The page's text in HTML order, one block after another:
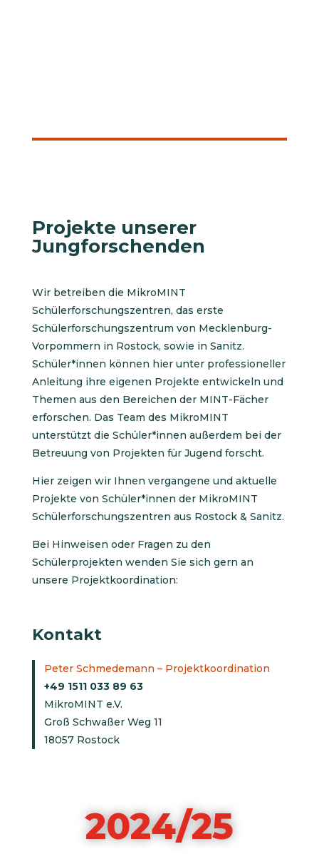
Projekte unserer
Jungforschenden
Wir betreiben die MikroMINT
Schülerforschungszentren, das erste
Schülerforschungszentrum von Mecklenburg-
Vorpommern in Rostock, sowie in Sanitz.
Schüler*innen können hier unter professioneller
Anleitung ihre eigenen Projekte entwickeln und
Themen aus den Bereichen der MINT-Fächer
erforschen. Das Team des MikroMINT
unterstützt die Schüler*innen außerdem bei der
Betreuung von Projekten für Jugend forscht.
Hier zeigen wir Ihnen vergangene und aktuelle
Projekte von Schüler*innen der MikroMINT
Schülerforschungszentren aus Rostock & Sanitz.
Bei Hinweisen oder Fragen zu den
Schülerprojekten wenden Sie sich gern an
unsere Projektkoordination:
Kontakt
Peter Schmedemann – Projektkoordination
+49 1511 033 89 63
MikroMINT e.V.
Groß Schwaßer Weg 11
18057 Rostock
2024/25